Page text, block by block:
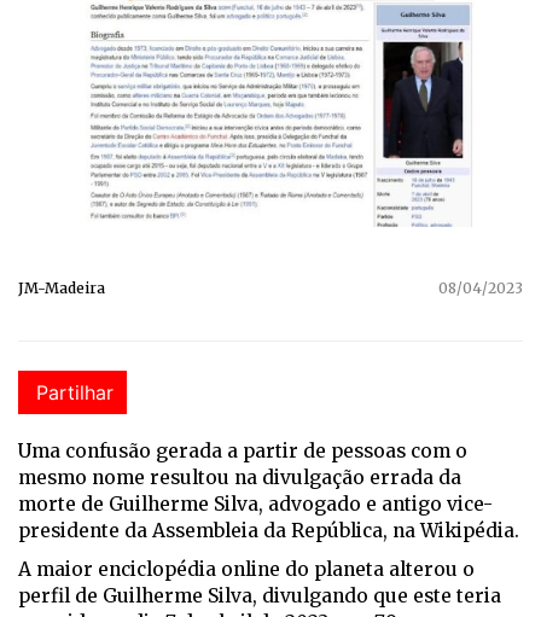
JM-Madeira 08/04/2023
Partilhar
Uma confusão gerada a partir de pessoas com o
mesmo nome resultou na divulgação errada da
morte de Guilherme Silva, advogado e antigo vice-
presidente da Assembleia da República, na Wikipédia.
A maior enciclopédia online do planeta alterou o
perfil de Guilherme Silva, divulgando que este teria